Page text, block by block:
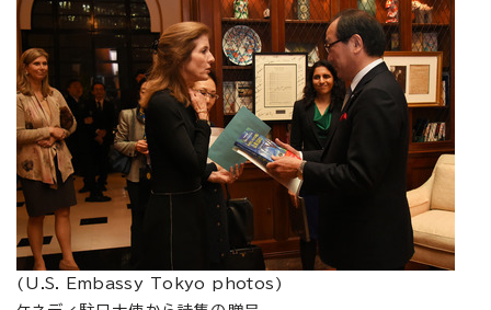
( U.S. Embassy Tokyo photos )